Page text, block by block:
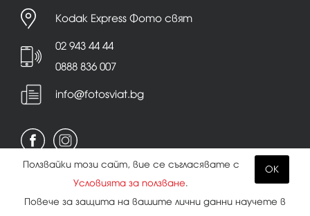
Kodak Express Фото свят
02 943 44 44
0888 836 007
info@fotosviat.bg
|Бисквитки
OK
Ползвайки този сайт, вие се съгласявате с
Условията за ползване.
Повече за защита на вашите лични данни научете в